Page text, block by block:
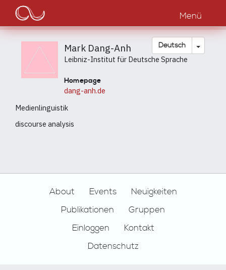
Direkt
Inhalt
Main
navigation
Menü
Deutsch
Mark Dang-Anh
Leibniz-Institut für Deutsche Sprache
Homepage
dang-anh.de
Medienlinguistik
discourse analysis
About Events
Neuigkeiten
Publikationen
Gruppen
Einloggen
Kontakt
Datenschutz